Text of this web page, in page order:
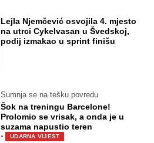
Lejla Njemčević osvojila 4. mjesto
na utrci Cykelvasan u Švedskoj,
podij izmakao u sprint finišu
Sumnja se na tešku povredu
Šok na treningu Barcelone!
Prolomio se vrisak, a onda je u
suzama napustio teren
· UDARNA VIJEST